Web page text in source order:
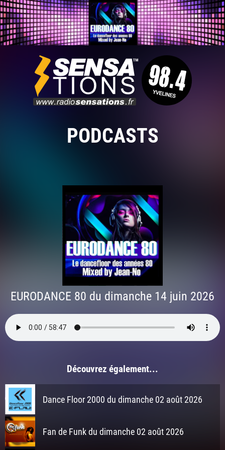
PODCASTS
EURODANCE 80 du dimanche 14 juin 2026
Découvrez également...
Dance Floor 2000 du dimanche 02 août 2026
Fan de Funk du dimanche 02 août 2026